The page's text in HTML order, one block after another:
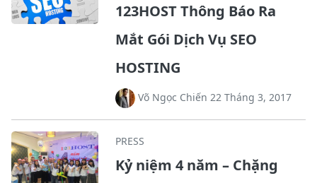
123HOST Thông Báo Ra
Mắt Gói Dịch Vụ SEO
HOSTING
Võ Ngọc Chiến 22 Tháng 3, 2017
PRESS
Kỷ niệm 4 năm – Chặng